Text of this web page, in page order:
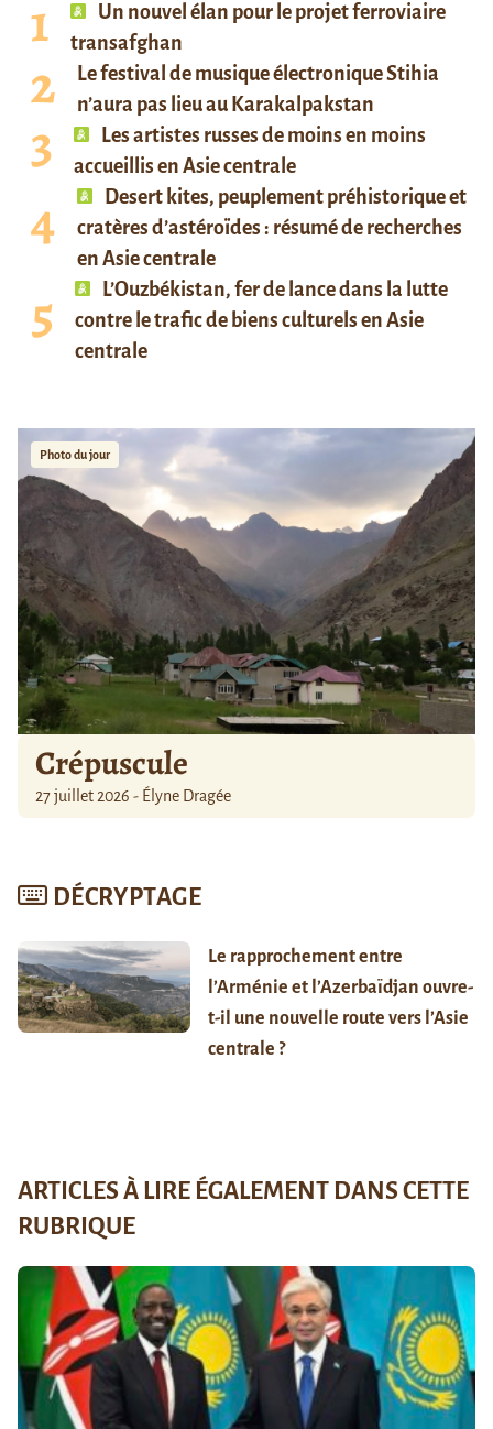
Un nouvel élan pour le projet ferroviaire
transafghan
Le festival de musique électronique Stihia
n’aura pas lieu au Karakalpakstan
Les artistes russes de moins en moins
accueillis en Asie centrale
Desert kites, peuplement préhistorique et
cratères d’astéroïdes : résumé de recherches
en Asie centrale
L’Ouzbékistan, fer de lance dans la lutte
contre le trafic de biens culturels en Asie
centrale
Photo du jour
Crépuscule
27 juillet 2026 - Élyne Dragée
DÉCRYPTAGE
Le rapprochement entre
l’Arménie et l’Azerbaïdjan ouvre-
t-il une nouvelle route vers l’Asie
centrale ?
ARTICLES À LIRE ÉGALEMENT DANS CETTE
RUBRIQUE